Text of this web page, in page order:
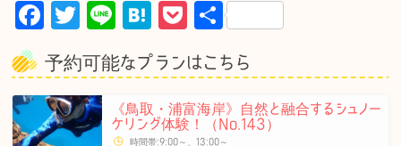
F
c
e
b
T
it
te
r
Li
e
H
e
n
a
P
c
k
et
共
予約可能なプランはこちら
《鳥取・浦富海岸》自然と融合するシュノー
ケリング体験！（No.143）
時間帯:9:00～、13:00～